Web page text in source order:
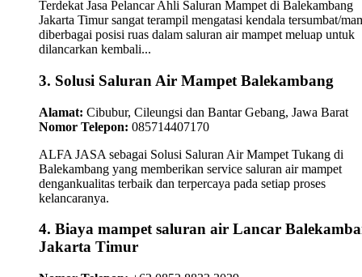
Terdekat Jasa Pelancar Ahli Saluran Mampet di Balekambang
Jakarta Timur sangat terampil mengatasi kendala tersumbat/
diberbagai posisi ruas dalam saluran air mampet meluap untuk
dilancarkan kembali...
3. Solusi Saluran Air Mampet Balekambang
Alamat: Cibubur, Cileungsi dan Bantar Gebang, Jawa Barat
Nomor Telepon: 085714407170
ALFA JASA sebagai Solusi Saluran Air Mampet Tukang di
Balekambang yang memberikan service saluran air mampet
dengankualitas terbaik dan terpercaya pada setiap proses
kelancaranya.
4. Biaya mampet saluran air Lancar
Jakarta Timur